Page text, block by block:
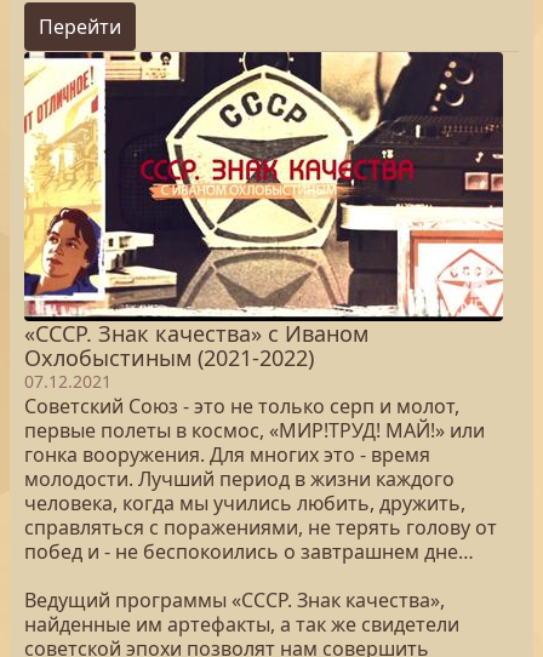
Перейти
«СССР. Знак качества» с Иваном
Охлобыстиным (2021-2022)
07.12.2021
Советский Союз - это не только серп и молот,
первые полеты в космос, «МИР!ТРУД! МАЙ!» или
гонка вооружения. Для многих это - время
молодости. Лучший период в жизни каждого
человека, когда мы учились любить, дружить,
справляться с поражениями, не терять голову от
побед и - не беспокоились о завтрашнем дне…
Ведущий программы «СССР. Знак качества»,
найденные им артефакты, а так же свидетели
советской эпохи позволят нам совершить